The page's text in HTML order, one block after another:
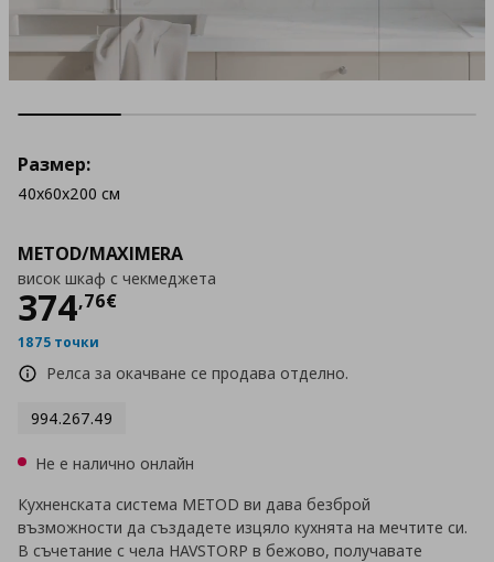
METOD/MAXIMERA
висок шкаф с чекмеджета
374,76€
Цена
1875 точки
Релса за окачване се продава отделно.
994.267.49
Размер:
40x60x200 см
Не е налично онлайн
Кухненската система METOD ви дава безброй
възможности да създадете изцяло кухнята на мечтите си.
В съчетание с чела HAVSTORP в бежово, получавате